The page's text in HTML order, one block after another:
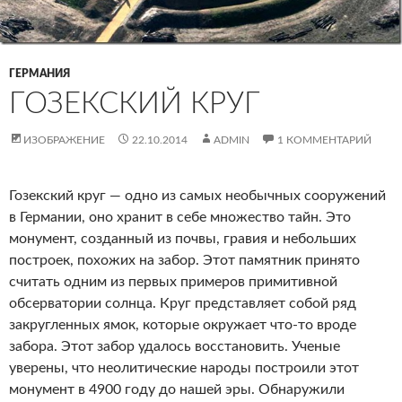
ГЕРМАНИЯ
ГОЗЕКСКИЙ КРУГ
ИЗОБРАЖЕНИЕ 22.10.2014 ADMIN 1 КОММЕНТАРИЙ
Гозекский круг — одно из самых необычных сооружений
в Германии, оно хранит в себе множество тайн. Это
монумент, созданный из почвы, гравия и небольших
построек, похожих на забор. Этот памятник принято
считать одним из первых примеров примитивной
обсерватории солнца. Круг представляет собой ряд
закругленных ямок, которые окружает что-то вроде
забора. Этот забор удалось восстановить. Ученые
уверены, что неолитические народы построили этот
монумент в 4900 году до нашей эры. Обнаружили